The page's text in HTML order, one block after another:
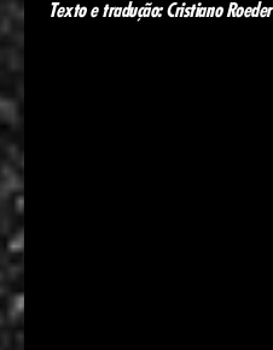
Texto e tradução: Cristiano Roeder